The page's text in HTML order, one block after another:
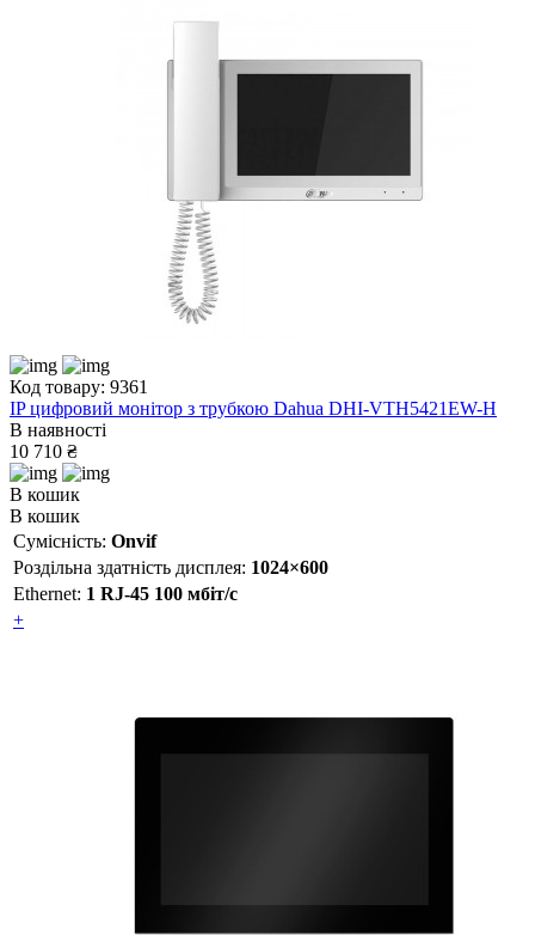
Код товару: 9361
IP цифровий монітор з трубкою Dahua DHI-VTH5421EW-H
В наявності
10 710 ₴
В кошик
В кошик
Сумісність: Onvif
Роздільна здатність дисплея: 1024×600
Ethernet: 1 RJ-45 100 мбіт/с
+